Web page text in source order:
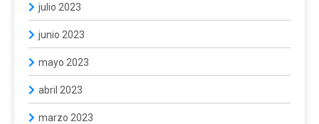
julio 2023
junio 2023
mayo 2023
abril 2023
marzo 2023